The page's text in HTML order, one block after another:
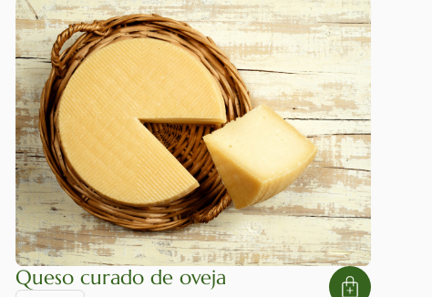
Queso curado de oveja